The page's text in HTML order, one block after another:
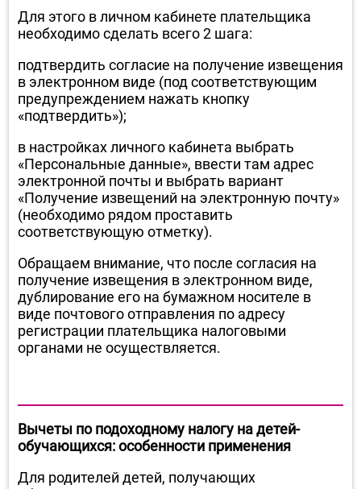
Для этого в личном кабинете плательщика
необходимо сделать всего 2 шага:
подтвердить согласие на получение извещения
в электронном виде (под соответствующим
предупреждением нажать кнопку
«подтвердить»);
в настройках личного кабинета выбрать
«Персональные данные», ввести там адрес
электронной почты и выбрать вариант
«Получение извещений на электронную почту»
(необходимо рядом проставить
соответствующую отметку).
Обращаем внимание, что после согласия на
получение извещения в электронном виде,
дублирование его на бумажном носителе в
виде почтового отправления по адресу
регистрации плательщика налоговыми
органами не осуществляется.
Вычеты по подоходному налогу на детей-
обучающихся: особенности применения
Для родителей детей, получающих